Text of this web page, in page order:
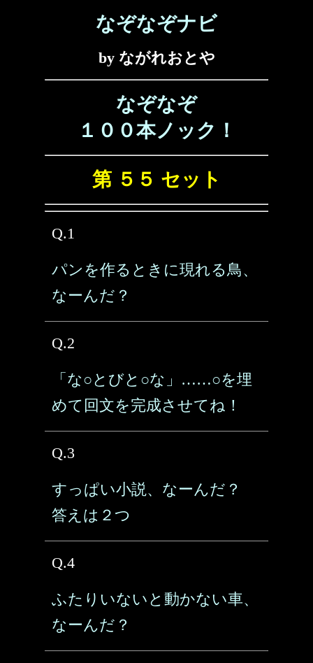
なぞなぞナビ
by ながれおとや
なぞなぞ
１００本ノック！
第 ５５ セット
Q.1
パンを作るときに現れる鳥、
なーんだ？
Q.2
「な○とびと○な」……○を埋
めて回文を完成させてね！
Q.3
すっぱい小説、なーんだ？
答えは２つ
Q.4
ふたりいないと動かない車、
なーんだ？